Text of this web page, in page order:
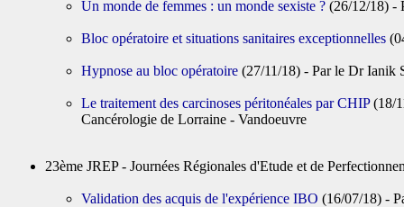
Un monde de femmes : un monde sexiste ? (26/12/18) -
Bloc opératoire et situations sanitaires exceptionnelles
Hypnose au bloc opératoire (27/11/18) - Par le Dr Ianik
Le traitement des carcinoses péritonéales par CHIP(18/
Cancérologie de Lorraine - Vandoeuvre
23ème JREP - Journées Régionales d'Etude et de
Validation des acquis de l'expérience IBO (16/07/18) -